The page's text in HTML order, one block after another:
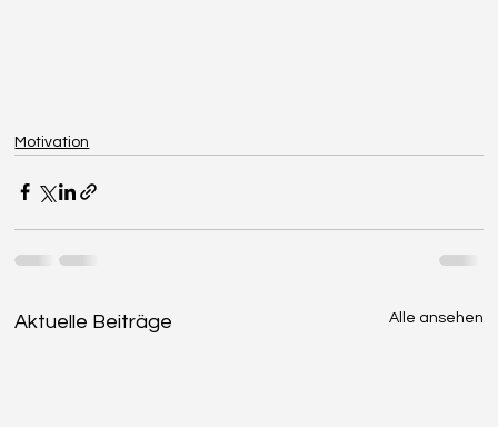
Motivation
Aktuelle Beiträge Alle ansehen